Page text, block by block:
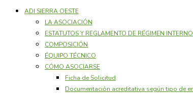
ADI SIERRA OESTE
LA ASOCIACIÓN
ESTATUTOS Y REGLAMENTO DE RÉGIMEN INTERNO
COMPOSICIÓN
ÉQUIPO TÉCNICO
CÓMO ASOCIARSE
Ficha de Solicitud
Documentación acreditativa según tipo de